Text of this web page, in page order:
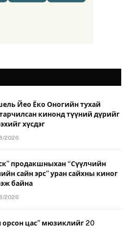
Йео Ёко Оногийн тухай
кинонд түүний дүрийг
хүсдэг
2026
продакшныхан “Сүүлчийн
сайн эрс” уран сайхны киног
байна
2026
орсон цас” мюзиклийг 20